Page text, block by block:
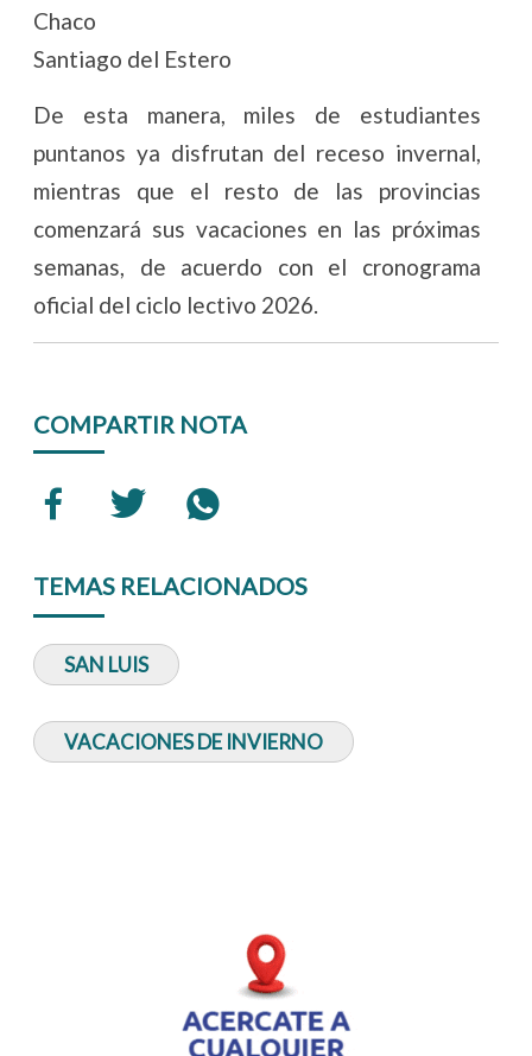
Chaco
Santiago del Estero
De esta manera, miles de estudiantes
puntanos ya disfrutan del receso invernal,
mientras que el resto de las provincias
comenzará sus vacaciones en las próximas
semanas, de acuerdo con el cronograma
oficial del ciclo lectivo 2026.
COMPARTIR NOTA
TEMAS RELACIONADOS
SAN LUIS
VACACIONES DE INVIERNO